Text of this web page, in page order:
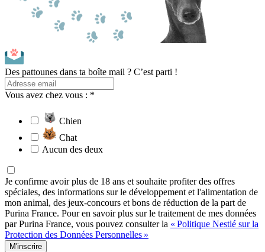
Des pattounes dans ta boîte mail ? C’est parti !
Vous avez chez vous : *
Chien
Chat
Aucun des deux
Je confirme avoir plus de 18 ans et souhaite profiter des offres
spéciales, des informations sur le développement et l'alimentation de
mon animal, des jeux-concours et bons de réduction de la part de
Purina France. Pour en savoir plus sur le traitement de mes données
par Purina France, vous pouvez consulter la « Politique Nestlé sur la
Protection des Données Personnelles »
M'inscrire